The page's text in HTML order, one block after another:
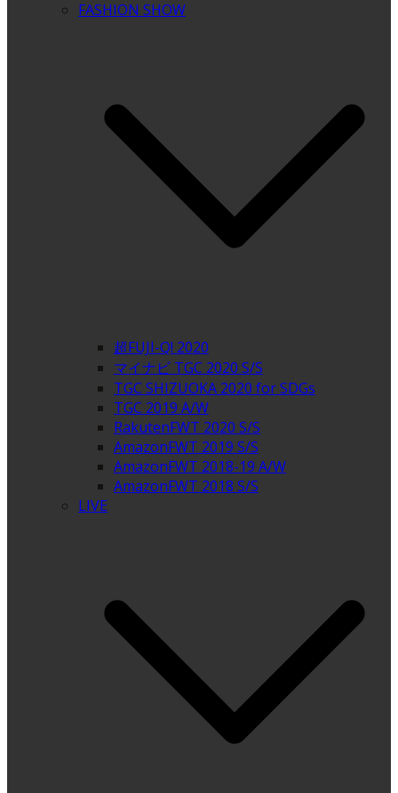
FASHION SHOW
超FUJI-Q! 2020
マイナビ TGC 2020 S/S
TGC SHIZUOKA 2020 for SDGs
TGC 2019 A/W
RakutenFWT 2020 S/S
AmazonFWT 2019 S/S
AmazonFWT 2018-19 A/W
AmazonFWT 2018 S/S
LIVE